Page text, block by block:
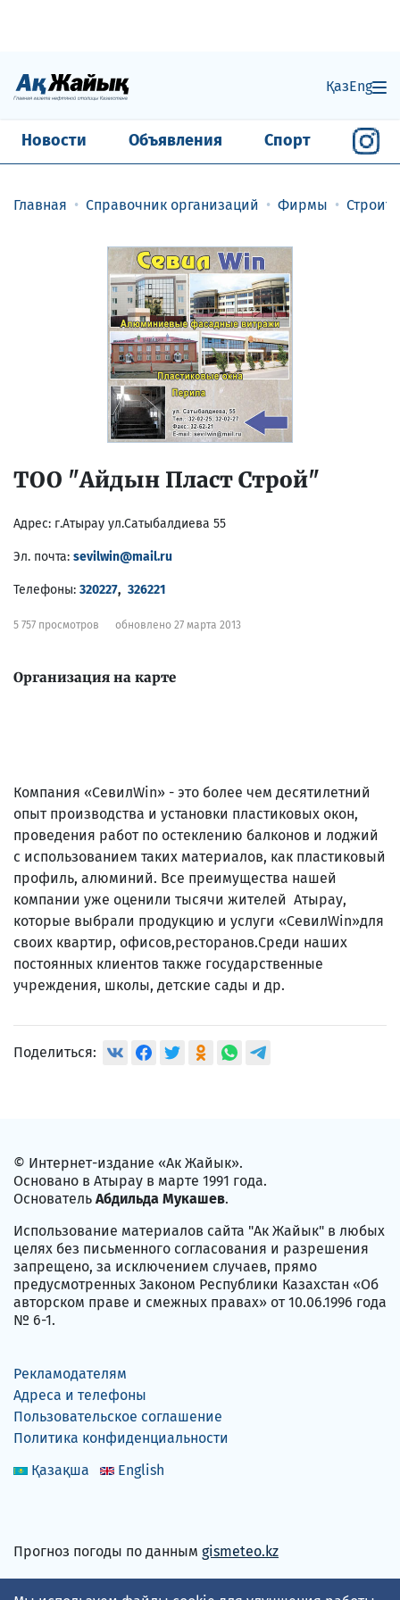
ҚазEng
Новости Объявления Спорт
Главная Справочник организаций Фирмы
ТОО "Айдын Пласт Строй"
Адрес: г.Атырау ул.Сатыбалдиева 55
Эл. почта: sevilwin@mail.ru
Телефоны: 320227, 326221
5 757 просмотров обновлено 27 марта 2013
Организация на карте
Компания «СевилWin» - это более чем десятилетний
опыт производства и установки пластиковых окон,
проведения работ по остеклению балконов и лоджий
с использованием таких материалов, как пластиковый
профиль, алюминий. Все преимущества нашей
компании уже оценили тысячи жителей Атырау,
которые выбрали продукцию и услуги «СевилWin»для
своих квартир, офисов,ресторанов.Среди наших
постоянных клиентов также государственные
учреждения, школы, детские сады и др.
Поделиться:
© Интернет-издание «Ак Жайык».
Основано в Атырау в марте 1991 года.
Основатель Абдильда Мукашев.
Использование материалов сайта "Ак Жайык" в любых
целях без письменного согласования и разрешения
запрещено, за исключением случаев, прямо
предусмотренных Законом Республики Казахстан «Об
авторском праве и смежных правах» от 10.06.1996 года
№ 6-1.
Рекламодателям
Адреса и телефоны
Пользовательское соглашение
Политика конфиденциальности
Қазақша
English
Прогноз погоды по данным gismeteo.kz
Принимаем карты